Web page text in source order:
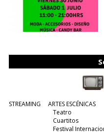
STREAMING
ARTES ESCÉNICAS
Teatro
Cuartitos
Festival